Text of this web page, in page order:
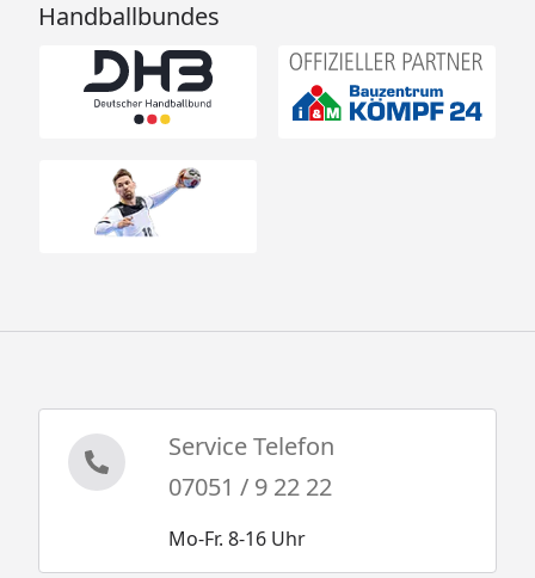
Handballbundes
Service Telefon
07051 / 9 22 22
Mo-Fr. 8-16 Uhr